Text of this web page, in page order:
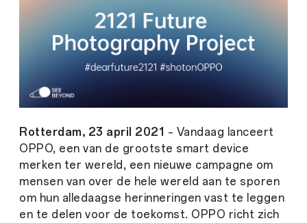
Rotterdam, 23 april 2021 – Vandaag lanceert
OPPO, een van de grootste smart device
merken ter wereld, een nieuwe campagne om
mensen van over de hele wereld aan te sporen
om hun alledaagse herinneringen vast te leggen
en te delen voor de toekomst. OPPO richt zich